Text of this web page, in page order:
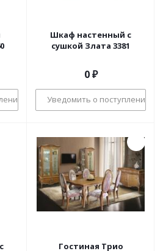
Шкаф настенный с
сушкой Злата 3381
0 ₽
Уведомить о поступлении
Гостиная Трио